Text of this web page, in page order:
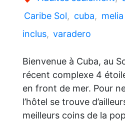
Caribe Sol, cuba,
inclus, varadero
Bienvenue à Cuba, au
récent complexe 4
en front de mer. Pour
l’hôtel se trouve
meilleurs coins de la